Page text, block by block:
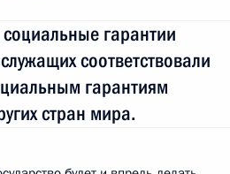
гарантии
соответствовали
гарантиям
стран мира.